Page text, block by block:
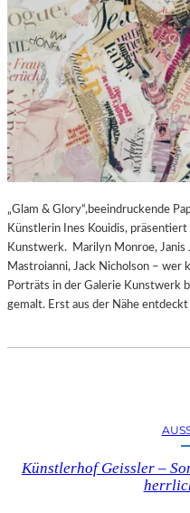
„Glam & Glory“,beeindruckende
Künstlerin Ines Kouidis,
Kunstwerk. Marilyn Monroe, Janis
Mastroianni, Jack Nicholson – wer
Porträts in der Galerie Kunstwerk
gemalt. Erst aus der Nähe
Künstlerhof Geissler –